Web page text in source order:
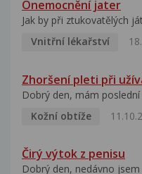
Onemocnění jater
Jak by při ztukovatělých
Vnitřní lékařství
Zhoršení pleti při
Dobrý den, mám
Kožní obtíže
Čirý výtok z penisu
Dobrý den, nedávno